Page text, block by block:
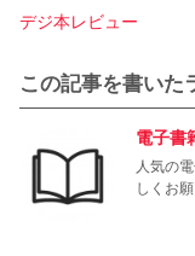
デジ本レビュー
この記事を書いた
電子書
人気の
しくお